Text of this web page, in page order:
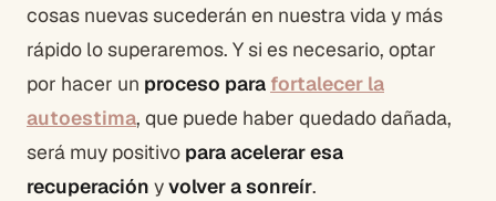
cosas nuevas sucederán en nuestra vida y más
rápido lo superaremos. Y si es necesario, optar
por hacer un proceso para fortalecer la
autoestima, que puede haber quedado dañada,
será muy positivo para acelerar esa
recuperación yvolver a sonreír.